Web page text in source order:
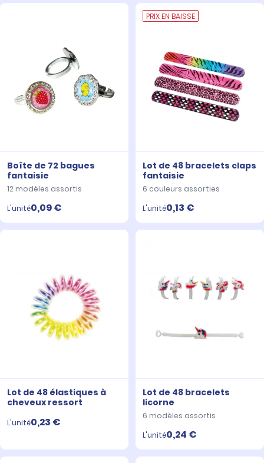
Boîte de 72 bagues
fantaisie
12 modèles assortis
L'unité0,09 €
PRIX EN BAISSE
Lot de 48 bracelets claps
fantaisie
6 couleurs assorties
L'unité0,13 €
Lot de 48 élastiques à
cheveux ressort
L'unité0,23 €
Lot de 48 bracelets
licorne
6 modèles assortis
L'unité0,24 €